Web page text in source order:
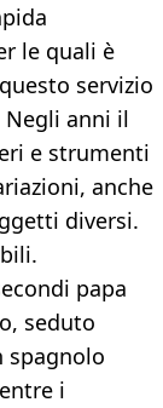
le quali è
servizio
anni il
e strumenti
anche
diversi.
papa
seduto
spagnolo
i